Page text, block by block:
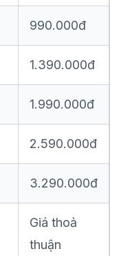
990.000đ
1.390.000đ
1.990.000đ
2.590.000đ
3.290.000đ
Giá thoả
thuận